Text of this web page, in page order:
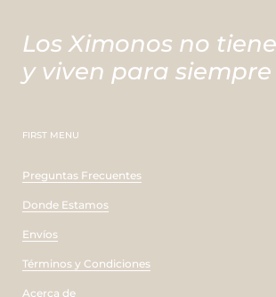
Los Ximonos no
y viven para siempre
FIRST MENU
Preguntas Frecuentes
Donde Estamos
Envíos
Términos y Condiciones
Acerca de